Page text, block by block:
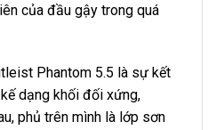
của đầu gậy trong quá
Phantom 5.5 là sự kết
dạng khối đối xứng,
phủ trên mình là lớp sơn